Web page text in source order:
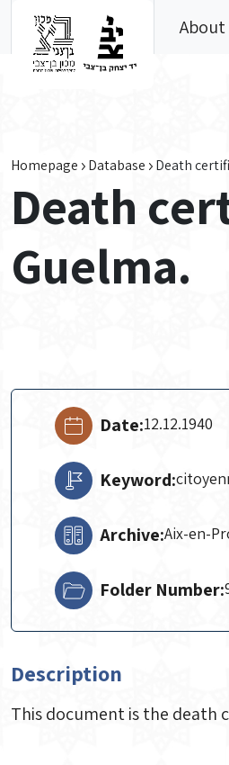
About
Homepage Database Death
Death
Guelma.
Date:12.12.1940
Keyword:
Archive:Aix-en-
Folder Number:
Description
This document is the death